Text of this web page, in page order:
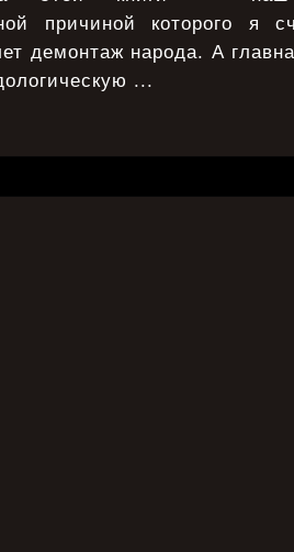
причиной которого я
демонтаж народа. А
...